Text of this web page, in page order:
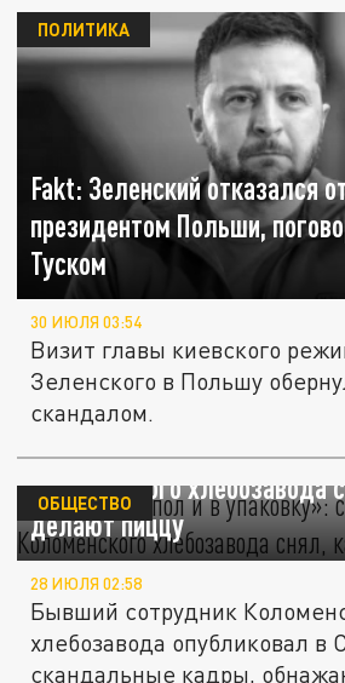
Fakt: Зеленский отказался
президентом Польши,
Туском
ПОЛИТИКА
30 ИЮЛЯ 03:54
Визит главы киевского
Зеленского в Польшу
скандалом.
«Падает на пол и в
Коломенского хлебозавода
делают пиццу
ОБЩЕСТВО
28 ИЮЛЯ 02:58
Бывший сотрудник
хлебозавода опубликовал в
скандальные кадры,